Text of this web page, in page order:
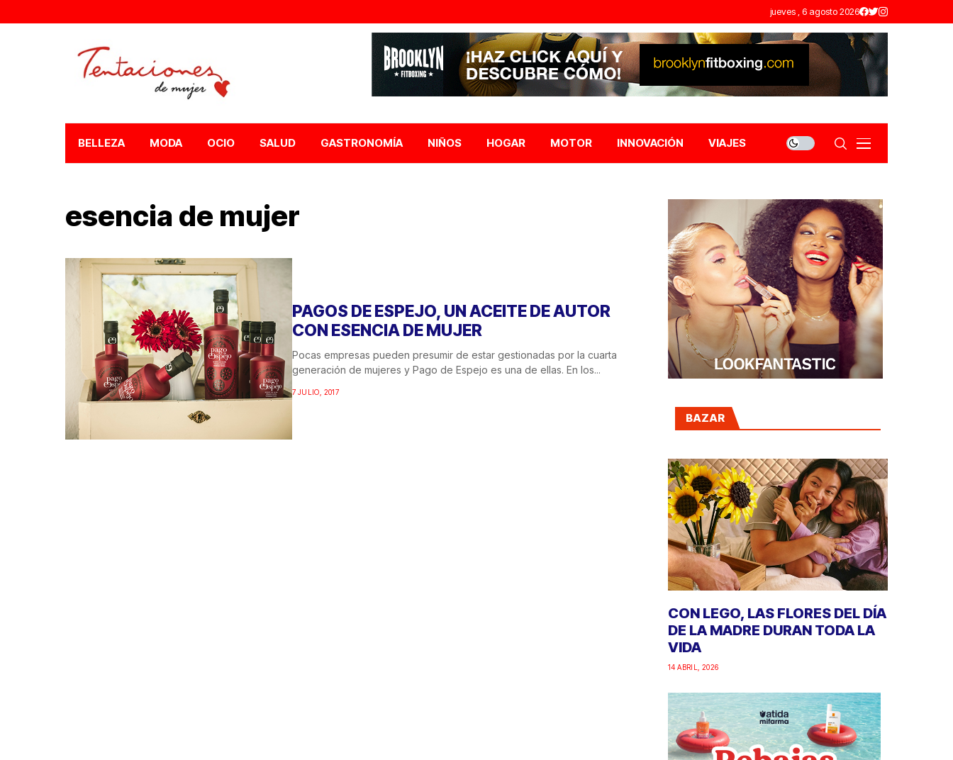
jueves , 6 agosto 2026
BELLEZA MODA OCIO SALUD GASTRONOMÍA NIÑOS HOGAR MOTOR INNOVACIÓN VIAJES
esencia de mujer
PAGOS DE ESPEJO, UN ACEITE DE AUTOR
CON ESENCIA DE MUJER
Pocas empresas pueden presumir de estar gestionadas por la cuarta
generación de mujeres y Pago de Espejo es una de ellas. En los...
7 JULIO, 2017
BAZAR
CON LEGO, LAS FLORES DEL DÍA
DE LA MADRE DURAN TODA LA
VIDA
14 ABRIL, 2026